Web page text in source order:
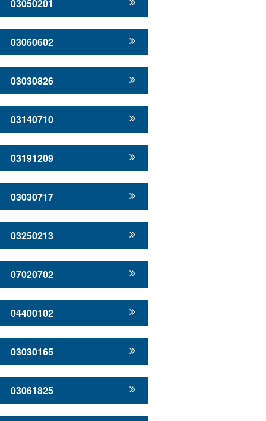
03050201
03060602
03030826
03140710
03191209
03030717
03250213
07020702
04400102
03030165
03061825